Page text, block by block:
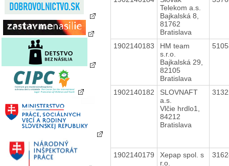
Telekom a.s.
Bajkalská 8,
81762
Bratislava
1902140183
HM team
s.r.o.
Bajkalská 29,
82105
Bratislava
1902140182
SLOVNAFT
a.s.
Vlčie hrdlo1,
84212
Bratislava
1902140179
Xepap spol. s
r.o.